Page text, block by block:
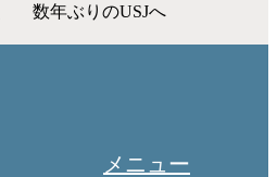
数年ぶりのUSJへ
メニュー